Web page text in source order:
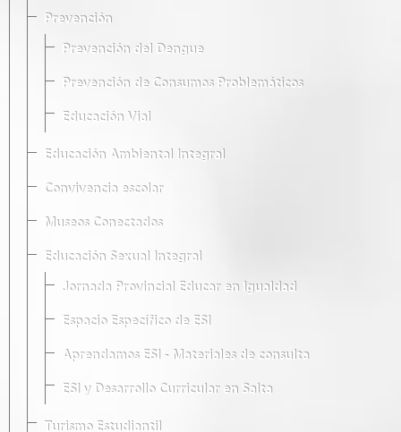
Prevención
Prevención del Dengue
Prevención de Consumos Problemáticos
Educación Vial
Educación Ambiental Integral
Convivencia escolar
Museos Conectados
Educación Sexual Integral
Jornada Provincial Educar en Igualdad
Espacio Específico de ESI
Aprendamos ESI - Materiales de consulta
ESI y Desarrollo Curricular en Salta
Turismo Estudiantil